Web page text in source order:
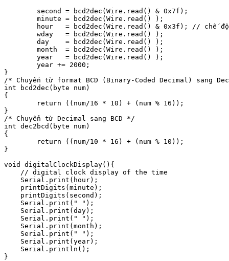
        second = bcd2dec(Wire.read() & 0x7f);
        minute = bcd2dec(Wire.read() );
hour   = bcd2dec(Wire.read() & 0x3f); // chế
        wday   = bcd2dec(Wire.read() );
        day    = bcd2dec(Wire.read() );
        month  = bcd2dec(Wire.read() );
        year   = bcd2dec(Wire.read() );
        year += 2000;
}
/* Chuyển từ format BCD (Binary-Coded Decimal) sang
int bcd2dec(byte num)
{
        return ((num/16 * 10) + (num % 16));
}
/* Chuyển từ Decimal sang BCD */
int dec2bcd(byte num)
{
        return ((num/10 * 16) + (num % 10));
}
void digitalClockDisplay(){
    // digital clock display of the time
    Serial.print(hour);
    printDigits(minute);
    printDigits(second);
    Serial.print(" ");
    Serial.print(day);
    Serial.print(" ");
    Serial.print(month);
    Serial.print(" ");
    Serial.print(year);
    Serial.println();
}